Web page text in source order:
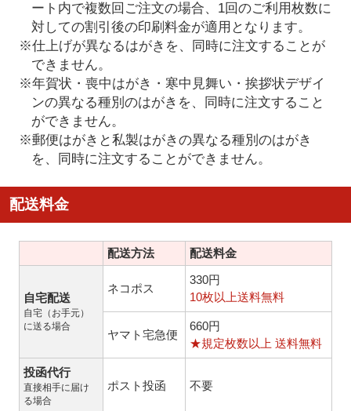
ート内で複数回ご注文の場合、1回のご利用枚数に
対しての割引後の印刷料金が適用となります。
※仕上げが異なるはがきを、同時に注文することが
できません。
※年賀状・喪中はがき・寒中見舞い・挨拶状デザイ
ンの異なる種別のはがきを、同時に注文すること
ができません。
※郵便はがきと私製はがきの異なる種別のはがき
を、同時に注文することができません。
配送料金
配送方法 配送料金
自宅配送
自宅（お手元）
に送る場合
ネコポス
330円
10枚以上送料無料
ヤマト宅急便
660円
★規定枚数以上 送料無料
投函代行
直接相手に届け
る場合
ポスト投函 不要